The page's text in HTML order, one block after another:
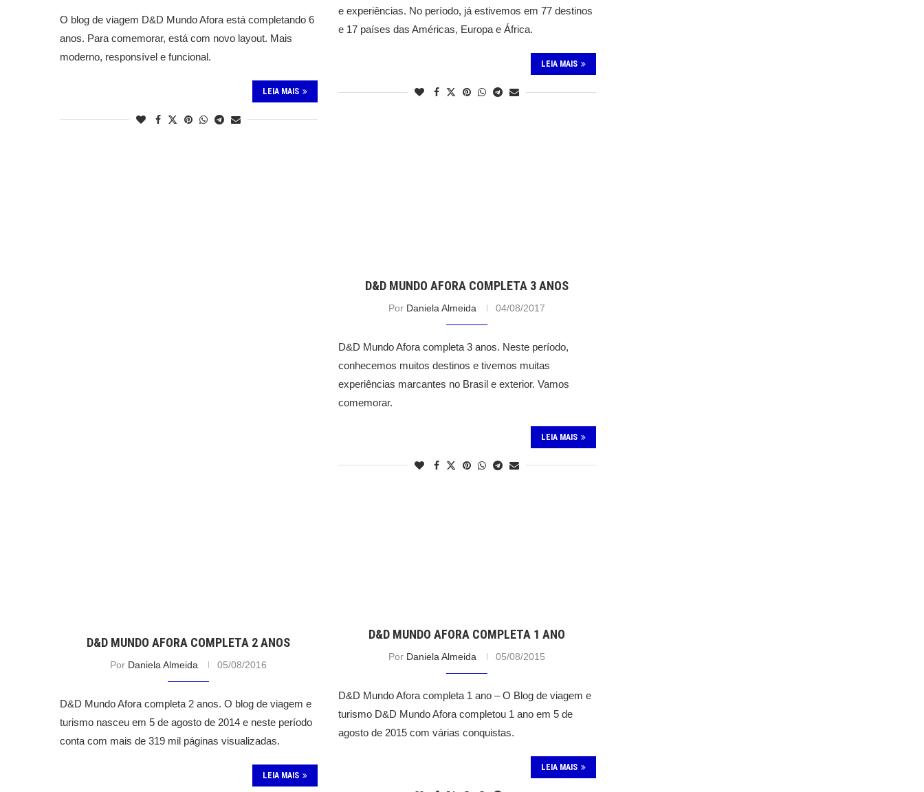
O blog de viagem D&D Mundo Afora está completando 6
anos. Para comemorar, está com novo layout. Mais
moderno, responsível e funcional.
LEIA MAIS
e experiências. No período, já estivemos em 77 destinos
e 17 países das Américas, Europa e África.
LEIA MAIS
D&D MUNDO AFORA COMPLETA 3 ANOS
Por Daniela Almeida 04/08/2017
D&D Mundo Afora completa 3 anos. Neste período,
conhecemos muitos destinos e tivemos muitas
experiências marcantes no Brasil e exterior. Vamos
comemorar.
LEIA MAIS
D&D MUNDO AFORA COMPLETA 2 ANOS
Por Daniela Almeida 05/08/2016
D&D Mundo Afora completa 2 anos. O blog de viagem e
turismo nasceu em 5 de agosto de 2014 e neste período
conta com mais de 319 mil páginas visualizadas.
LEIA MAIS
D&D MUNDO AFORA COMPLETA 1 ANO
Por Daniela Almeida 05/08/2015
D&D Mundo Afora completa 1 ano – O Blog de viagem e
turismo D&D Mundo Afora completou 1 ano em 5 de
agosto de 2015 com várias conquistas.
LEIA MAIS